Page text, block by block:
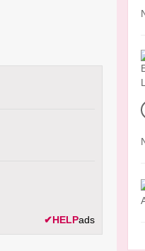
✔HELPads